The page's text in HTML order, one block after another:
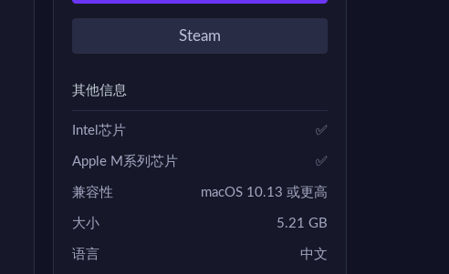
Steam
其他信息
Intel芯片 ✅
Apple M系列芯片 ✅
兼容性 macOS 10.13 或更高
大小 5.21 GB
语言 中文